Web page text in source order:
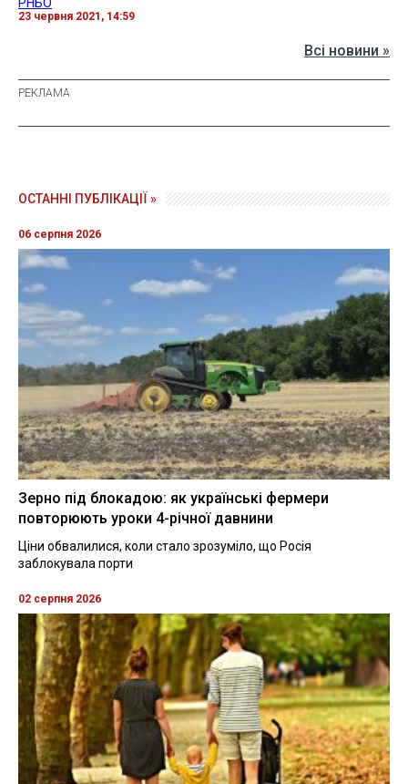
23 червня 2021, 14:59
Всі новини »
ОСТАННІ ПУБЛІКАЦІЇ »
06 серпня 2026
Зерно під блокадою: як українські фермери
повторюють уроки 4-річної давнини
Ціни обвалилися, коли стало зрозуміло, що Росія
заблокувала порти
02 серпня 2026